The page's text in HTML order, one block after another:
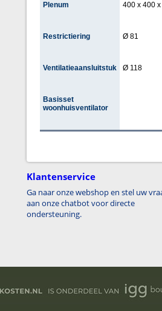
Plenum 400 x 400 x
Restrictiering Ø 81
Ventilatieaansluitstuk Ø 118
Basisset
woonhuisventilator
Klantenservice
Ga naar onze webshop en stel uw
aan onze chatbot voor directe
ondersteuning.